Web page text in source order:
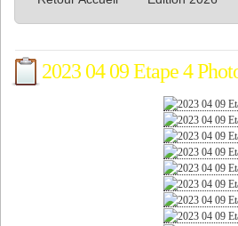
2023 04 09 Etape 4